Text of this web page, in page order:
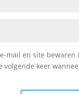
mail en site bewaren
volgende keer